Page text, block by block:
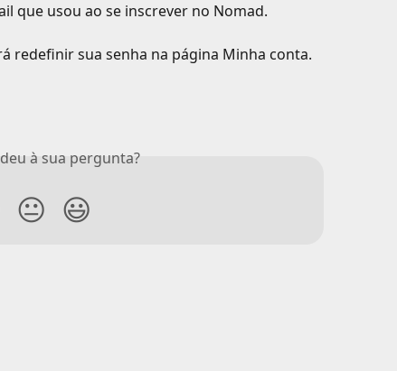
que usou ao se inscrever no Nomad.
redefinir sua senha na página Minha conta.
à sua pergunta?
😐 😃